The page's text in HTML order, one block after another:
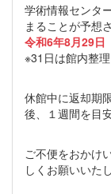
学術情報センタ
まることが予想
令和6年8月29日
※31日は館内整理
休館中に返却期
後、１週間を目
ご不便をおかけ
しくお願いいた